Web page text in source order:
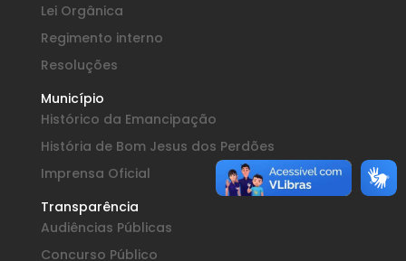
Lei Orgânica
Regimento interno
Resoluções
Município
Histórico da Emancipação
História de Bom Jesus dos Perdões
Imprensa Oficial
Transparência
Audiências Públicas
Concurso Público